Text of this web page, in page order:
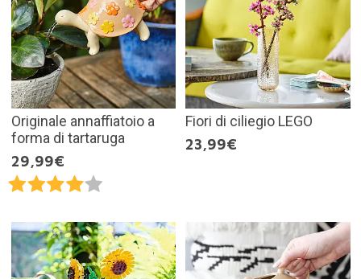
Originale annaffiatoio a
forma di tartaruga
29,99€
Fiori di ciliegio LEGO
23,99€